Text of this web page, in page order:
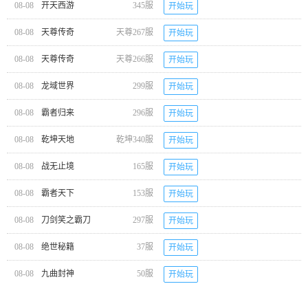
08-08 开天西游 345服 开始玩
08-08 天尊传奇 天尊267服 开始玩
08-08 天尊传奇 天尊266服 开始玩
08-08 龙域世界 299服 开始玩
08-08 霸者归来 296服 开始玩
08-08 乾坤天地 乾坤340服 开始玩
08-08 战无止境 165服 开始玩
08-08 霸者天下 153服 开始玩
08-08 刀剑笑之霸刀 297服 开始玩
08-08 绝世秘籍 37服 开始玩
08-08 九曲封神 50服 开始玩